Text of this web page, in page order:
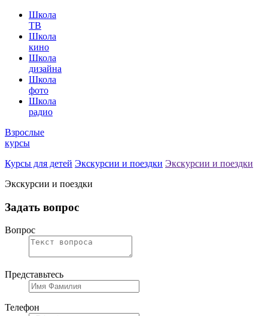
Школа
ТВ
Школа
кино
Школа
дизайна
Школа
фото
Школа
радио
Взрослые
курсы
Курсы для детей Экскурсии и поездки Экскурсии и поездки
Экскурсии и поездки
Задать вопрос
Вопрос
Представьтесь
Телефон